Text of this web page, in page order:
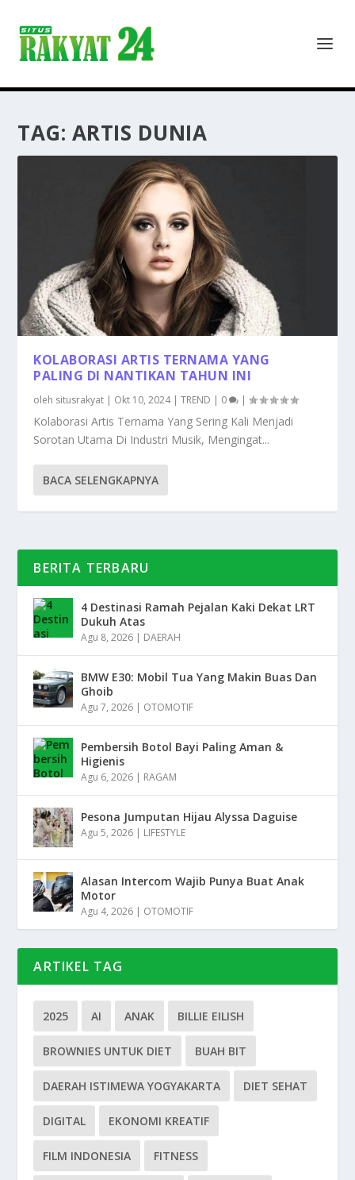
TAG: ARTIS DUNIA
KOLABORASI ARTIS TERNAMA YANG
PALING DI NANTIKAN TAHUN INI
oleh situsrakyat | Okt 10, 2024|TREND | 0 |
Kolaborasi Artis Ternama Yang Sering Kali Menjadi
Sorotan Utama Di Industri Musik, Mengingat...
BACA SELENGKAPNYA
BERITA TERBARU
4 Destinasi Ramah Pejalan Kaki Dekat LRT
Dukuh Atas
Agu 8, 2026 | DAERAH
BMW E30: Mobil Tua Yang Makin Buas Dan
Ghoib
Agu 7, 2026 | OTOMOTIF
Pembersih Botol Bayi Paling Aman &
Higienis
Agu 6, 2026 | RAGAM
Pesona Jumputan Hijau Alyssa Daguise
Agu 5, 2026 | LIFESTYLE
Alasan Intercom Wajib Punya Buat Anak
Motor
Agu 4, 2026 | OTOMOTIF
ARTIKEL TAG
2025 AI ANAK BILLIE EILISH
BROWNIES UNTUK DIET BUAH BIT
DAERAH ISTIMEWA YOGYAKARTA DIET SEHAT
DIGITAL EKONOMI KREATIF
FILM INDONESIA FITNESS